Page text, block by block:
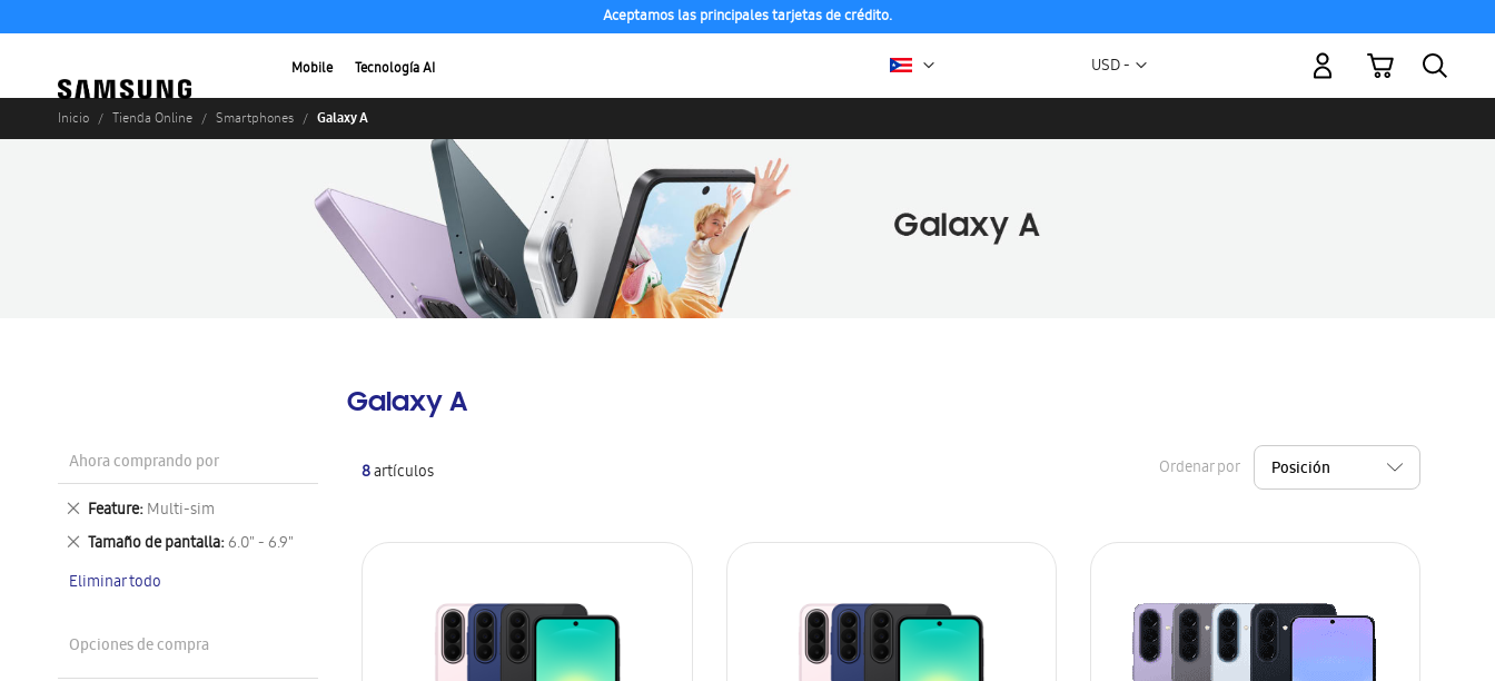
Aceptamos las principales tarjetas de crédito.
Mobile Tecnología AI Moneda
USD -
Mi carrito
Inicio Tienda Online Smartphones Galaxy A
Galaxy A
8artículos Ordenar por
Ahora comprando por
Feature Multi-sim
Eliminar
este
artículo
Tamaño de pantalla 6.0" - 6.9"
Eliminar
artículo
Eliminar todo
Opciones de compra